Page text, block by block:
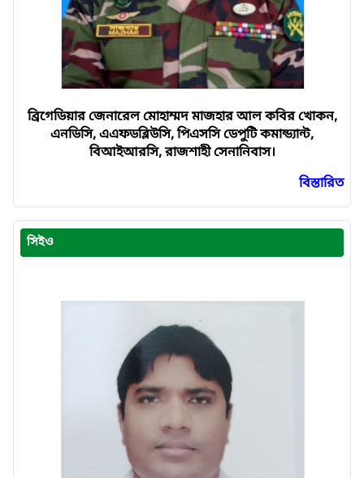
ব্রিগেডিয়ার জেনারেল মোহাম্মদ মাজহার আল কবির খোকন,
এনডিসি, এএফডব্লিউসি, পিএসসি ডেপুটি কমান্ড্যান্ট,
বিআইআরসি, রাজশাহী সেনানিবাস।
বিস্তারিত
সিইও